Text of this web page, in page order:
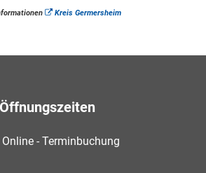
Kreis Germersheim
Öffnungszeiten
Online - Terminbuchung